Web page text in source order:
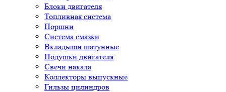
Блоки двигателя
Топливная система
Поршни
Система смазки
Вкладыши шатунные
Подушки двигателя
Свечи накала
Коллекторы выпускные
Гильзы цилиндров